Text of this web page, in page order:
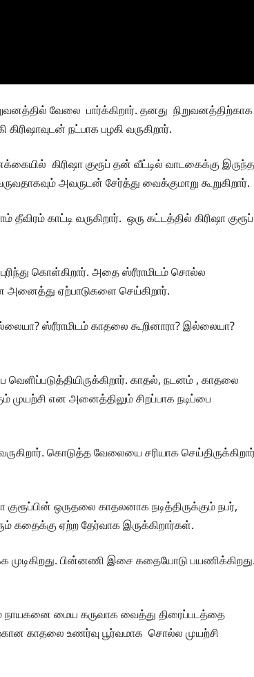
வேலை பார்க்கிறார். தனது நிறுவனத்திற்காக
நட்பாக பழகி வருகிறார்.
கிரிஷா குரூப் தன் வீட்டில் வாடகைக்கு இருந்த
அவருடன் சேர்த்து வைக்குமாறு கூறுகிறார்.
காட்டி வருகிறார். ஒரு கட்டத்தில் கிரிஷா குரூப்
கொள்கிறார். அதை ஸ்ரீராமிடம் சொல்ல
அனைத்து ஏற்பாடுகளை செய்கிறார்.
ஸ்ரீராமிடம் காதலை கூறினாரா? இல்லையா?
காதல், நடனம் , காதலை
முயற்சி என அனைத்திலும் சிறப்பாக நடிப்பை
கொடுத்த வேலையை சரியாக
குரூப்பின் ஒருதலை காதலனாக நடித்திருக்கும் நபர்,
கதைக்கு ஏற்ற தேர்வாக இருக்கிறார்கள்.
பின்னணி இசை கதையோடு
மைய கருவாக வைத்து திரைப்படத்தை
காதலை உணர்வு பூர்வமாக சொல்ல முயற்சி